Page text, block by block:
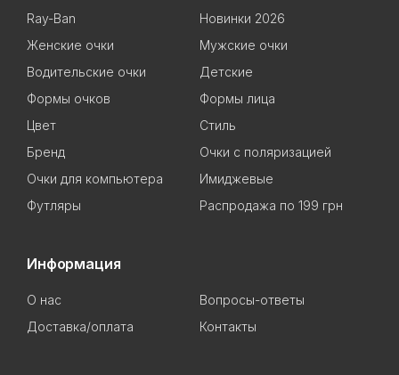
Ray-Ban
Новинки 2026
Женские очки
Мужские очки
Водительские очки
Детские
Формы очков
Формы лица
Цвет
Стиль
Бренд
Очки с поляризацией
Очки для компьютера
Имиджевые
Футляры
Распродажа по 199 грн
Информация
О нас
Вопросы-ответы
Доставка/оплата
Контакты